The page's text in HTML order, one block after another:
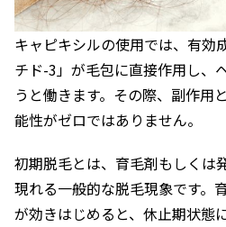
キャピキシルの使用では、有効
チド-3」が毛包に直接作用し、
うと働きます。その際、副作用
能性がゼロではありません。
初期脱毛とは、育毛剤もしくは
現れる一般的な脱毛現象です。
が効きはじめると、休止期状態